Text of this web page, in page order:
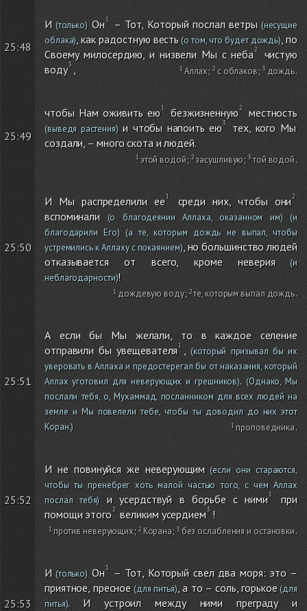
25:48
И(только)Он – Тот, Который послал ветры(несущие
облака) , как радостную весть(о том, что будет дождь) , по
Своему милосердию, и низвели Мы с неба
чистую
воду
Аллах; с облаков; дождь.
25:49
чтобы Нам оживить ею безжизненную местность
(выведя растения)и чтобы напоить ею
тех, кого Мы
создали, – много скота и людей.
этой водой; засушливую; той водой.
25:50
И Мы распределили ее
среди них, чтобы они
вспоминали (о благодеянии Аллаха, оказанном им)(и
благодарили Его)(а те, которым дождь не выпал, чтобы
устремились к Аллаху с покаянием), но большинство людей
отказывается от всего, кроме неверия(и
неблагодарности)!
дождевую воду; те, которым выпал дождь.
25:51
А если бы Мы желали, то в каждое селение
отправили бы увещевателя , (который призывал бы их
уверовать в Аллаха и предостерегал бы от наказания, который
Аллах уготовил для неверующих и грешников). (Однако, Мы
послали тебя, о, Мухаммад, посланником для всех людей на
земле и Мы повелели тебе, чтобы ты доводил до них этот
Коран.)
проповедника.
25:52
И не повинуйся же неверующим (если они стараются,
чтобы ты пренебрег хоть малой частью того, с чем Аллах
послал тебя)
и усердствуй в борьбе с ними
при
помощи этого
великим усердием !
против неверующих; Корана; без ослабления и остановки.
25:53
И (только) Он
– Тот, Который свел два моря: это –
приятное, пресное (для питья), а то – соль, горькое(для
питья). И устроил между ними преграду и